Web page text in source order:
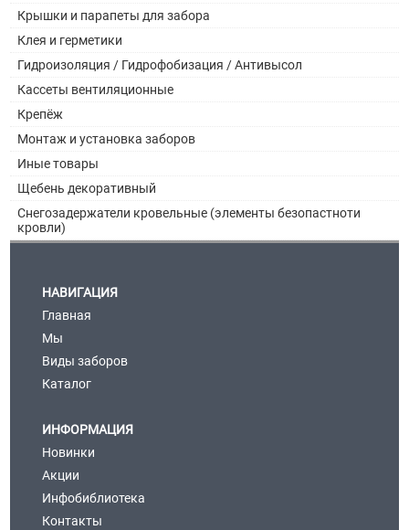
Крышки и парапеты для забора
Клея и герметики
Гидроизоляция / Гидрофобизация / Антивысол
Кассеты вентиляционные
Крепёж
Монтаж и установка заборов
Иные товары
Щебень декоративный
Снегозадержатели кровельные (элементы безопастноти
кровли)
НАВИГАЦИЯ
Главная
Мы
Виды заборов
Каталог
ИНФОРМАЦИЯ
Новинки
Акции
Инфобиблиотека
Контакты